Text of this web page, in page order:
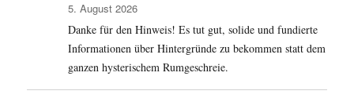
5. August 2026
Danke für den Hinweis! Es tut gut, solide und fundierte
Informationen über Hintergründe zu bekommen statt dem
ganzen hysterischem Rumgeschreie.